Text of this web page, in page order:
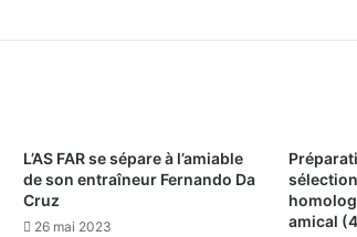
L’AS FAR se sépare à l’amiable
de son entraîneur Fernando Da
Cruz
26 mai 2023
amical